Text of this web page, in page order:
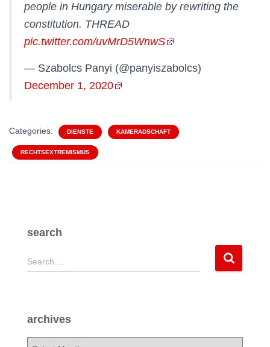
people in Hungary miserable by rewriting the
constitution. THREAD
pic.twitter.com/uvMrD5WnwS
— Szabolcs Panyi (@panyiszabolcs)
December 1, 2020
Categories: DIENSTE KAMERADSCHAFT
RECHTSEXTREMISMUS
search
S
e
h
f
Search …
archives